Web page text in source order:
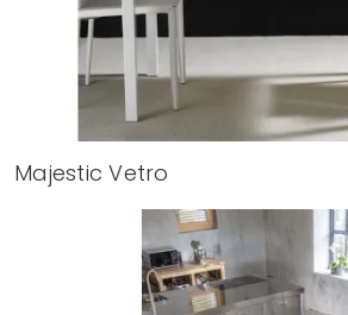
Majestic Vetro